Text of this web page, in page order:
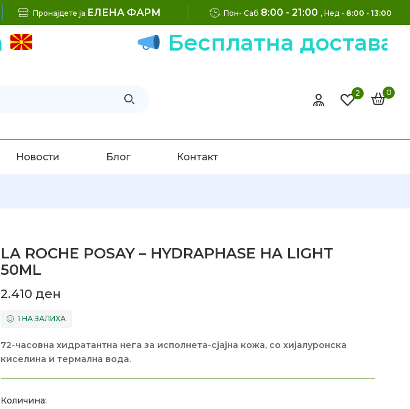
Пронајдете ја ЕЛЕНА ФАРМ Пон- Саб 8:00 - 21:00 , Нед - 8:00 - 13:00
Бесплатна достава на
2 0
Новости Блог Контакт
LA ROCHE POSAY – HYDRAPHASE HA LIGHT
50ML
2.410 ден
1 НА ЗАЛИХА
72-часовна хидратантна нега за исполнета-сјајна кожа, со хијалуронска
киселина и термална вода.
Количина: